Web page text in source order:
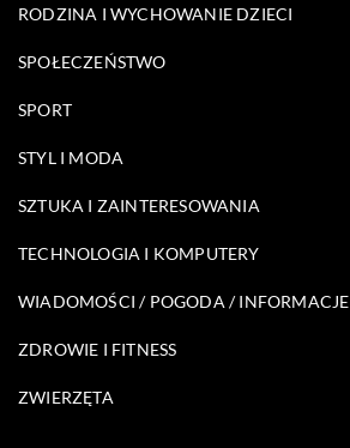
RODZINA I WYCHOWANIE DZIECI
SPOŁECZEŃSTWO
SPORT
STYL I MODA
SZTUKA I ZAINTERESOWANIA
TECHNOLOGIA I KOMPUTERY
WIADOMOŚCI / POGODA / INFORMACJE
ZDROWIE I FITNESS
ZWIERZĘTA